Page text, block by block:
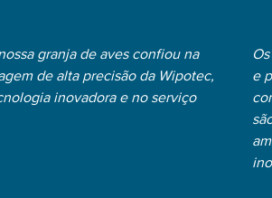
granja de aves confiou na
de alta precisão da Wipotec,
inovadora e no serviço
e